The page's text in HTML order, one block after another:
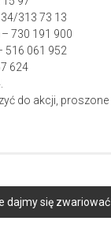
313 73 13
730 191 900
516 061 952
624
do akcji,
dajmy się zwariować